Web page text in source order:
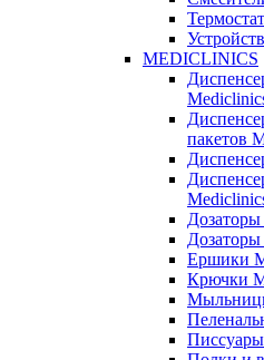
MEDICLINICS
пакетов
Ершики
Крючки